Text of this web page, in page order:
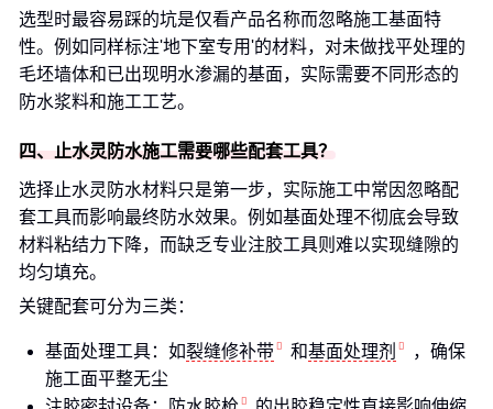
选型时最容易踩的坑是仅看产品名称而忽略施工基面特
性。例如同样标注'地下室专用'的材料，对未做找平处理的
毛坯墙体和已出现明水渗漏的基面，实际需要不同形态的
防水浆料和施工工艺。
四、止水灵防水施工需要哪些配套工具？
选择止水灵防水材料只是第一步，实际施工中常因忽略配
套工具而影响最终防水效果。例如基面处理不彻底会导致
材料粘结力下降，而缺乏专业注胶工具则难以实现缝隙的
均匀填充。
关键配套可分为三类：
基面处理工具：如裂缝修补带 和基面处理剂
，确保
施工面平整无尘